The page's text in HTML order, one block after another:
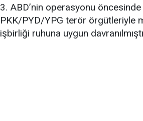
3. ABD’nin operasyonu
PKK/PYD/YPG terör örgütleriyle
işbirliği ruhuna uygun